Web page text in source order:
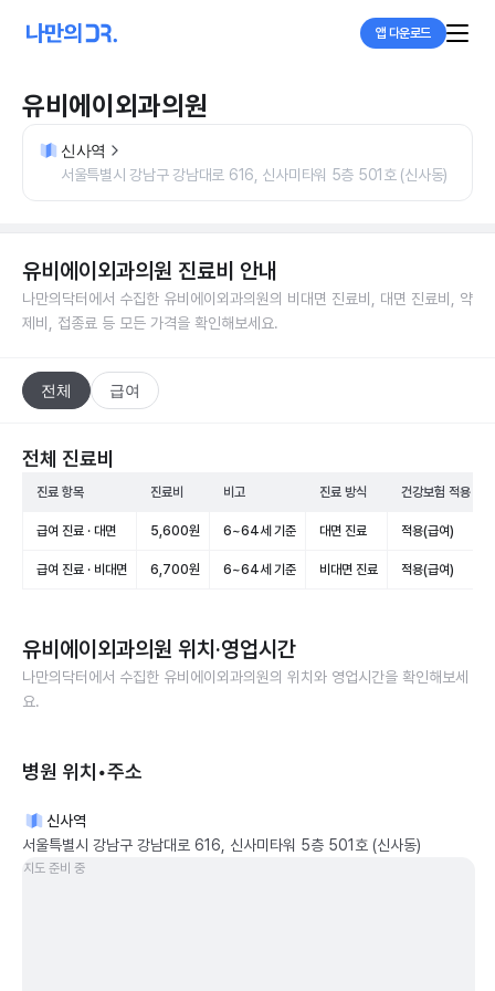
앱 다운로드
유비에이외과의원
신사역
서울특별시 강남구 강남대로 616, 신사미타워 5층 501호 (신사동)
유비에이외과의원 진료비 안내
나만의닥터에서 수집한 유비에이외과의원의 비대면 진료비, 대면 진료비, 약
제비, 접종료 등 모든 가격을 확인해보세요.
전체 급여
전체 진료비
진료 항목 진료비 비고 진료 방식 건강보험 적용
급여 진료 · 대면 5,600원 6~64세 기준 대면 진료 적용(급여)
급여 진료 · 비대면 6,700원 6~64세 기준 비대면 진료 적용(급여)
유비에이외과의원 위치·영업시간
나만의닥터에서 수집한 유비에이외과의원의 위치와 영업시간을 확인해보세
요.
병원 위치•주소
신사역
서울특별시 강남구 강남대로 616, 신사미타워 5층 501호 (신사동)
지도 준비 중